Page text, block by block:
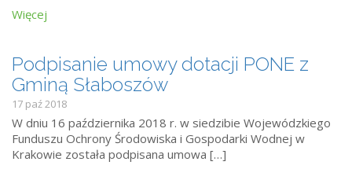
Więcej
Podpisanie umowy dotacji PONE z
Gminą Słaboszów
17 paź 2018
W dniu 16 października 2018 r. w siedzibie Wojewódzkiego
Funduszu Ochrony Środowiska i Gospodarki Wodnej w
Krakowie została podpisana umowa […]